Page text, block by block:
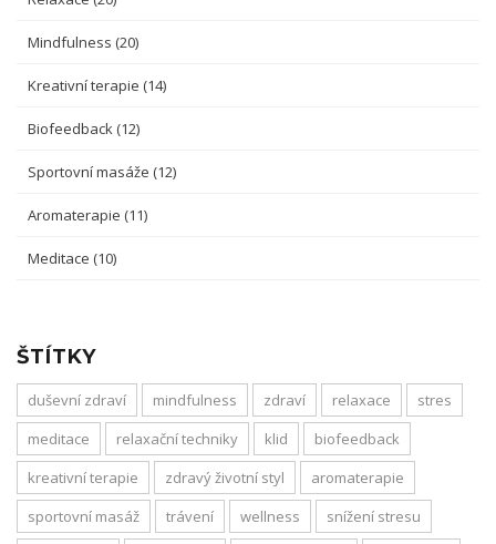
Mindfulness (20)
Kreativní terapie (14)
Biofeedback (12)
Sportovní masáže (12)
Aromaterapie (11)
Meditace (10)
ŠTÍTKY
duševní zdraví mindfulness zdraví relaxace
stres
meditace
relaxační techniky klid
biofeedback
kreativní terapie
zdravý životní styl
aromaterapie
sportovní masáž
trávení wellness
snížení stresu